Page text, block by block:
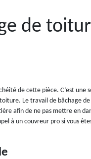
de
de cette pièce. C’est
Le travail de bâchage
afin de ne pas mettre en
à un couvreur pro si vous